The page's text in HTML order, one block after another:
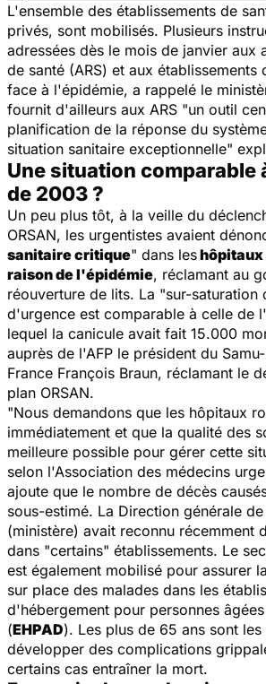
L'ensemble des établissements de
privés, sont mobilisés. Plusieurs
adressées dès le mois de janvier aux
de santé (ARS) et aux établissements
face à l'épidémie, a rappelé le
fournit d'ailleurs aux ARS "un outil
planification de la réponse du
situation sanitaire exceptionnelle"
Une situation comparable
de 2003 ?
Un peu plus tôt, à la veille du
ORSAN, les urgentistes avaient
sanitaire critique" dans leshôpitaux
raison de l'épidémie, réclamant au
réouverture de lits. La "sur-saturation
d'urgence est comparable à celle de
lequel la canicule avait fait 15.000
auprès de l'AFP le président du
France François Braun, réclamant le
plan ORSAN.
"Nous demandons que les hôpitaux
immédiatement et que la qualité des
meilleure possible pour gérer cette
selon l'Association des médecins
ajoute que le nombre de décès
sous-estimé. La Direction générale
(ministère) avait reconnu récemment
dans "certains" établissements. Le
est également mobilisé pour assurer
sur place des malades dans les
d'hébergement pour personnes
(EHPAD). Les plus de 65 ans sont
développer des complications
certains cas entraîner la mort.